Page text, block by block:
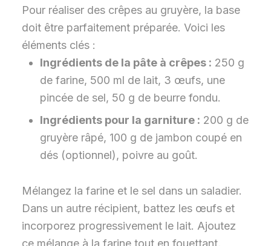
Pour réaliser des crêpes au gruyère, la base
doit être parfaitement préparée. Voici les
éléments clés :
Ingrédients de la pâte à crêpes : 250 g
de farine, 500 ml de lait, 3 œufs, une
pincée de sel, 50 g de beurre fondu.
Ingrédients pour la garniture : 200 g de
gruyère râpé, 100 g de jambon coupé en
dés (optionnel), poivre au goût.
Mélangez la farine et le sel dans un saladier.
Dans un autre récipient, battez les œufs et
incorporez progressivement le lait. Ajoutez
ce mélange à la farine tout en fouettant,